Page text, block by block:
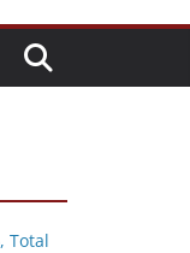
Total